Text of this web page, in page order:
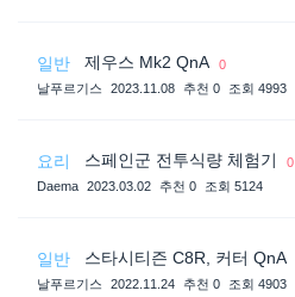
일반 제우스 Mk2 QnA
0
날푸르기스
2023.11.08 추천 0 조회 4993
요리 스페인군 전투식량 체험기
0
Daema 2023.03.02 추천 0 조회 5124
일반 스타시티즌 C8R, 커터 QnA
날푸르기스
2022.11.24 추천 0 조회 4903